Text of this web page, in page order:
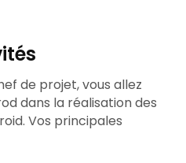
de projet, vous allez
dans la réalisation des
Vos principales